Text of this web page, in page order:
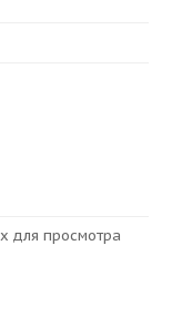
для просмотра